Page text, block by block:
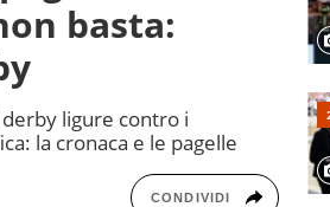
basta:
ligure contro i
la cronaca e le pagelle
CONDIVIDI